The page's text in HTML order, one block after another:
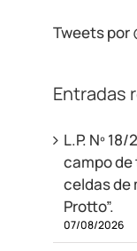
Tweets por
Entradas
L.P. Nº
campo
celdas de
Protto”.
07/08/2026